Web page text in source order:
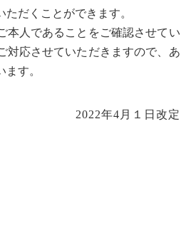
ただくことができます。
本人であることをご確認させてい
対応させていただきますので、あ
す。
2022年4月１日改定